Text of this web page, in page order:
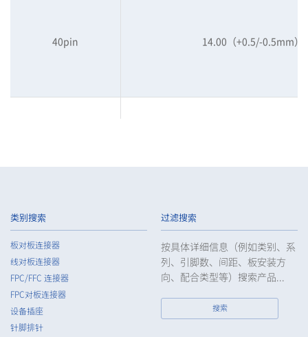
40pin 14.00（+0.5/-0.5mm）
50pin 14.00（+0.5/-0.5mm）
类别搜索
板对板连接器
线对板连接器
FPC/FFC 连接器
FPC对板连接器
设备插座
针脚排针
过滤搜索
按具体详细信息（例如类别、系
列、引脚数、间距、板安装方
向、配合类型等）搜索产品...
搜索